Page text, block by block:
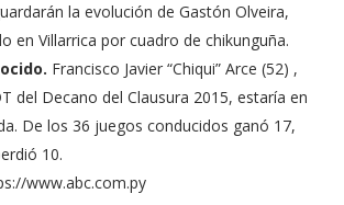
la evolución de Gastón Olveira,
en Villarrica por cuadro de chikunguña.
Francisco Javier “Chiqui” Arce (52) ,
del Decano del Clausura 2015, estaría en
De los 36 juegos conducidos ganó 17,
10.
www.abc.com.py